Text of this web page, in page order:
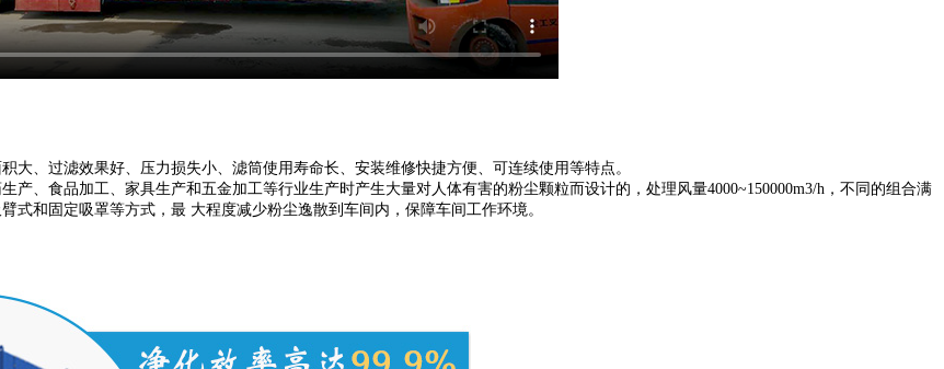
大、过滤效果好、压力损失小、滤筒使用寿命长、安装维修快捷方便、可连续使用等特点。
产、食品加工、家具生产和五金加工等行业生产时产生大量对人体有害的粉尘颗粒而设计的，处理风量4000~150000m3/h，不同的组合满
和固定吸罩等方式，最 大程度减少粉尘逸散到车间内，保障车间工作环境。